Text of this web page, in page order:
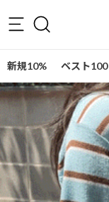
新規10% ベスト100